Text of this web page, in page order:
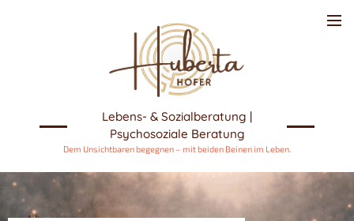
Lebens- & Sozialberatung |
Psychosoziale Beratung
Dem Unsichtbaren begegnen – mit beiden Beinen im Leben.